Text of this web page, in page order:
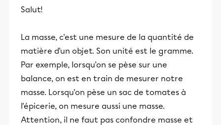
Salut!
La masse, c'est une mesure de la quantité de
matière d'un objet. Son unité est le gramme.
Par exemple, lorsqu'on se pèse sur une
balance, on est en train de mesurer notre
masse. Lorsqu'on pèse un sac de tomates à
l'épicerie, on mesure aussi une masse.
Attention, il ne faut pas confondre masse et